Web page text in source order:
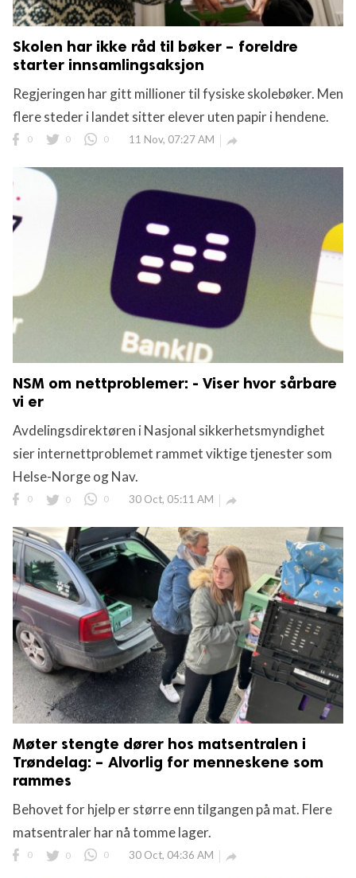
Skolen har ikke råd til bøker – foreldre
starter inn­samlings­aksjon
Regjeringen har gitt millioner til fysiske skolebøker. Men
flere steder i landet sitter elever uten papir i hendene.
0 0 0 11 Nov, 07:27 AM 
NSM om nettproblemer: - Viser hvor sårbare
vi er
Avdelingsdirektøren i Nasjonal sikkerhetsmyndighet
sier internettproblemet rammet viktige tjenester som
Helse-Norge og Nav.
0 0 0 30 Oct, 05:11 AM 
Møter stengte dører hos matsentralen i
Trøndelag: – Alvorlig for menneskene som
rammes
Behovet for hjelp er større enn tilgangen på mat. Flere
matsentraler har nå tomme lager.
0 0 0 30 Oct, 04:36 AM 